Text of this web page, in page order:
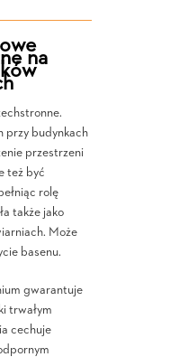
na
przy budynkach
przestrzeni
też być
rolę
także jako
Może
basenu.
gwarantuje
trwałym
cechuje